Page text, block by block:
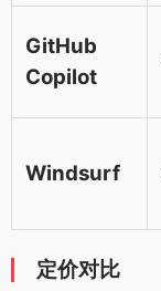
GitHub
Copilot
Windsurf
定价对比